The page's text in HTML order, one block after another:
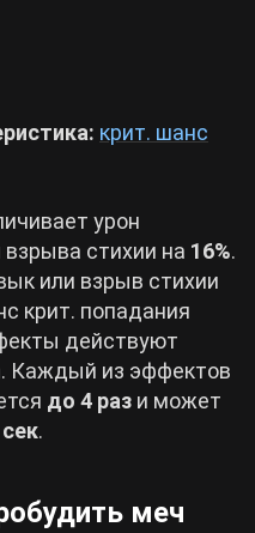
крит. шанс
урон
стихии на 16%.
или взрыв стихии
крит. попадания
действуют
Каждый из эффектов
до 4 раз и может
.
меч